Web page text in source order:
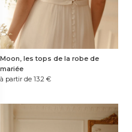
Moon, les tops de la robe de
mariée
à partir de 13.2 €